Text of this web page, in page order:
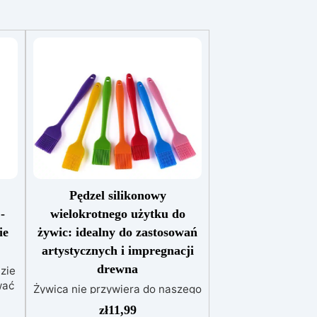
Pędzel silikonowy
wielokrotnego użytku do
żywic: idealny do zastosowań
artystycznych i impregnacji
drewna
Żywica nie przywiera do naszego
wielorazowego pędzla z silikonu,
zł11,99